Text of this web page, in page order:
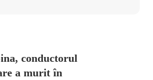
conductorul
a murit în